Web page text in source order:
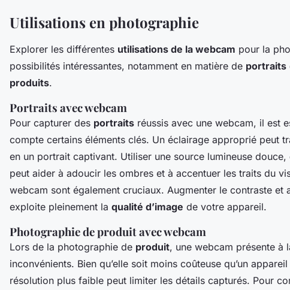
Utilisations en photographie
Explorer les différentes utilisations de la webcam pour la
possibilités intéressantes, notamment en matière de portraits
produits.
Portraits avec webcam
Pour capturer des portraits réussis avec une webcam, il est
compte certains éléments clés. Un éclairage approprié peut
en un portrait captivant. Utiliser une source lumineuse
peut aider à adoucir les ombres et à accentuer les traits du
webcam sont également cruciaux. Augmenter le contraste et
exploite pleinement la qualité d’image de votre appareil.
Photographie de produit avec webcam
Lors de la photographie de produit, une webcam présente à
inconvénients. Bien qu’elle soit moins coûteuse qu’un
résolution plus faible peut limiter les détails capturés. Pour